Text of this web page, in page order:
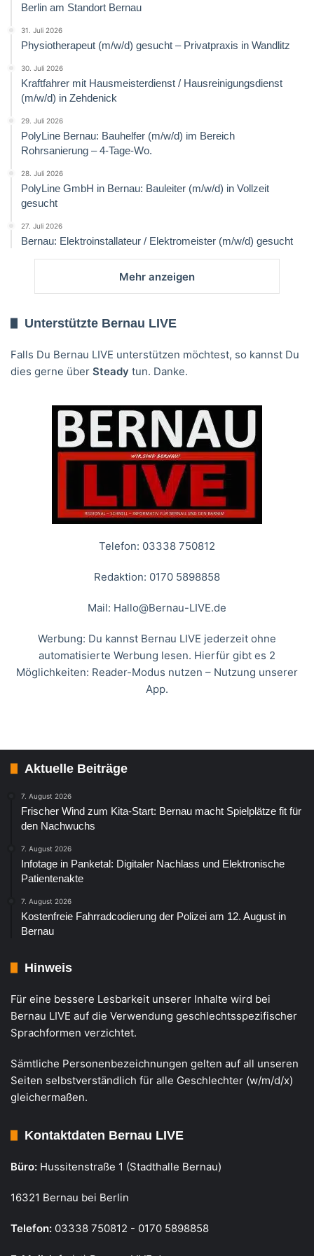
Berlin am Standort Bernau
31. Juli 2026
Physiotherapeut (m/w/d) gesucht – Privatpraxis in Wandlitz
30. Juli 2026
Kraftfahrer mit Hausmeisterdienst / Hausreinigungsdienst
(m/w/d) in Zehdenick
29. Juli 2026
PolyLine Bernau: Bauhelfer (m/w/d) im Bereich
Rohrsanierung – 4-Tage-Wo.
28. Juli 2026
PolyLine GmbH in Bernau: Bauleiter (m/w/d) in Vollzeit
gesucht
27. Juli 2026
Bernau: Elektroinstallateur / Elektromeister (m/w/d) gesucht
Mehr anzeigen
Unterstützte Bernau LIVE
Falls Du Bernau LIVE unterstützen möchtest, so kannst Du
dies gerne über Steady tun. Danke.
Telefon: 03338 750812
Redaktion: 0170 5898858
Mail: Hallo@Bernau-LIVE.de
Werbung: Du kannst Bernau LIVE jederzeit ohne
automatisierte Werbung lesen. Hierfür gibt es 2
Möglichkeiten: Reader-Modus nutzen – Nutzung unserer
App.
Aktuelle Beiträge
7. August 2026
Frischer Wind zum Kita-Start: Bernau macht Spielplätze fit für
den Nachwuchs
7. August 2026
Infotage in Panketal: Digitaler Nachlass und Elektronische
Patientenakte
7. August 2026
Kostenfreie Fahrradcodierung der Polizei am 12. August in
Bernau
Hinweis
Für eine bessere Lesbarkeit unserer Inhalte wird bei
Bernau LIVE auf die Verwendung geschlechtsspezifischer
Sprachformen verzichtet.
Sämtliche Personenbezeichnungen gelten auf all unseren
Seiten selbstverständlich für alle Geschlechter (w/m/d/x)
gleichermaßen.
Kontaktdaten Bernau LIVE
Büro: Hussitenstraße 1 (Stadthalle Bernau)
16321 Bernau bei Berlin
Telefon: 03338 750812 - 0170 5898858